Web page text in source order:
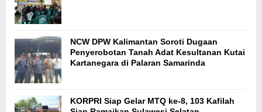
NCW DPW Kalimantan Soroti Dugaan
Penyerobotan Tanah Adat Kesultanan Kutai
Kartanegara di Palaran Samarinda
KORPRI Siap Gelar MTQ ke-8, 103 Kafilah